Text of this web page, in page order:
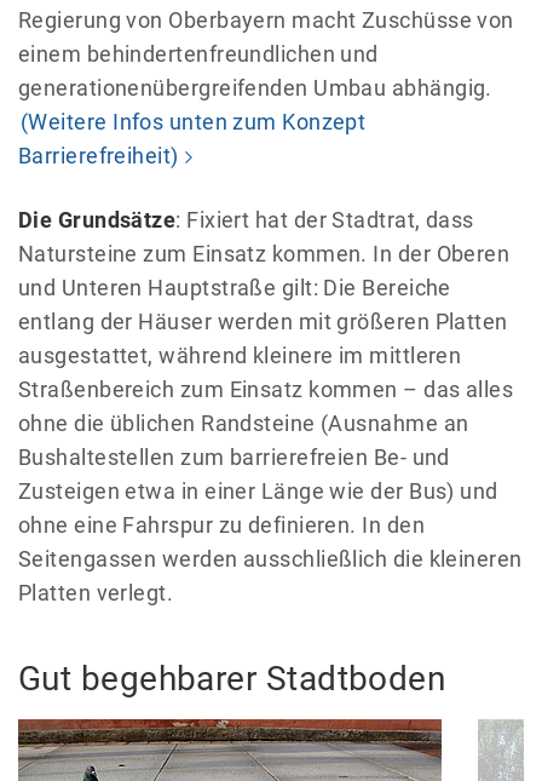
Regierung von Oberbayern macht Zuschüsse von
einem behindertenfreundlichen und
generationenübergreifenden Umbau abhängig.
(Weitere Infos unten zum Konzept
Barrierefreiheit)
Die Grundsätze: Fixiert hat der Stadtrat, dass
Natursteine zum Einsatz kommen. In der Oberen
und Unteren Hauptstraße gilt: Die Bereiche
entlang der Häuser werden mit größeren Platten
ausgestattet, während kleinere im mittleren
Straßenbereich zum Einsatz kommen – das alles
ohne die üblichen Randsteine (Ausnahme an
Bushaltestellen zum barrierefreien Be- und
Zusteigen etwa in einer Länge wie der Bus) und
ohne eine Fahrspur zu definieren. In den
Seitengassen werden ausschließlich die kleineren
Platten verlegt.
Gut begehbarer Stadtboden